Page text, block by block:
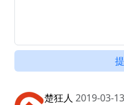
楚狂人 2019-03-